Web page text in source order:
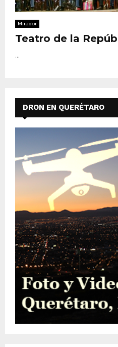
Mirador
Teatro de la
...
DRON EN QUERÉTARO